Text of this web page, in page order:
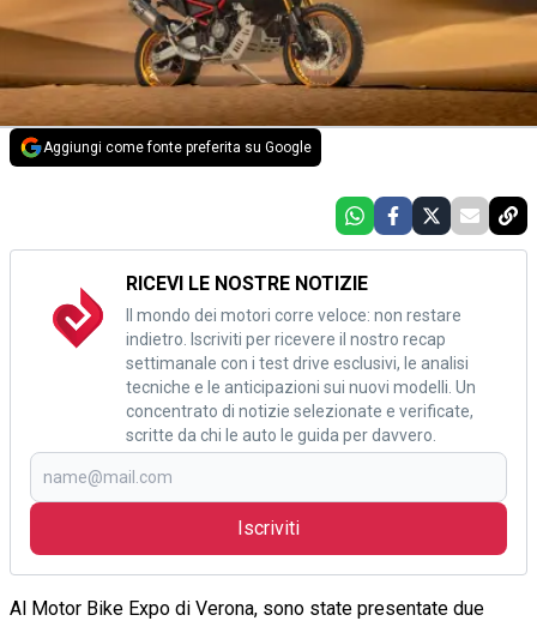
Aggiungi come fonte preferita su Google
RICEVI LE NOSTRE NOTIZIE
Il mondo dei motori corre veloce: non restare
indietro. Iscriviti per ricevere il nostro recap
settimanale con i test drive esclusivi, le analisi
tecniche e le anticipazioni sui nuovi modelli. Un
concentrato di notizie selezionate e verificate,
scritte da chi le auto le guida per davvero.
Iscriviti
Al Motor Bike Expo di Verona, sono state presentate due